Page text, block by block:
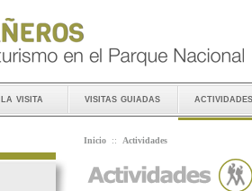
la visita visitas guiadas actividades
Inicio :: Actividades